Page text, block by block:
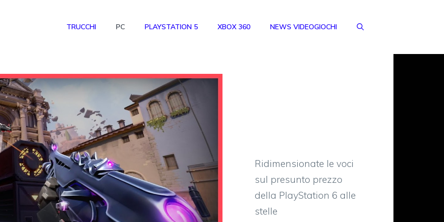
TRUCCHI PC PLAYSTATION 5 XBOX 360 NEWS VIDEOGIOCHI
Ridimensionate le voci
sul presunto prezzo
della PlayStation 6 alle
stelle